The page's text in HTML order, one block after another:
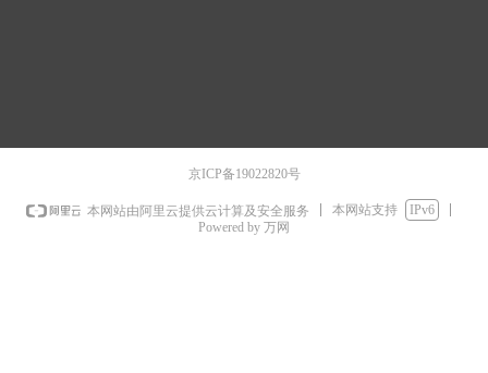
京ICP备19022820号
本网站由阿里云提供云计算及安全服务 本网站支持
IPv6
Powered by 万网